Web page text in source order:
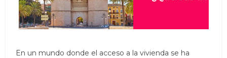
En un mundo donde el acceso a la vivienda se ha